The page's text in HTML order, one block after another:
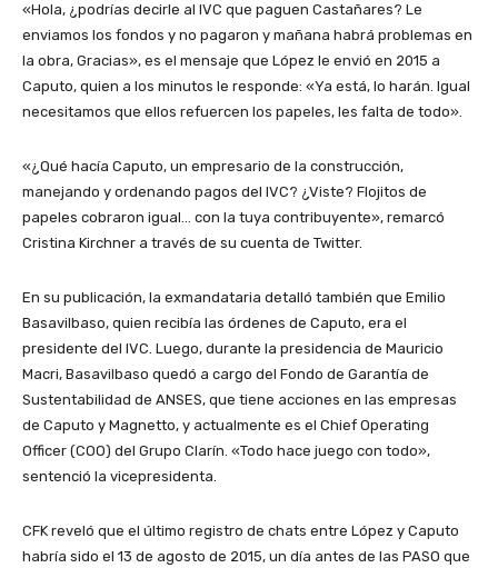
«Hola, ¿podrías decirle al IVC que paguen Castañares? Le
enviamos los fondos y no pagaron y mañana habrá problemas en
la obra, Gracias», es el mensaje que López le envió en 2015 a
Caputo, quien a los minutos le responde: «Ya está, lo harán. Igual
necesitamos que ellos refuercen los papeles, les falta de todo».
«¿Qué hacía Caputo, un empresario de la construcción,
manejando y ordenando pagos del IVC? ¿Viste? Flojitos de
papeles cobraron igual… con la tuya contribuyente», remarcó
Cristina Kirchner a través de su cuenta de Twitter.
En su publicación, la exmandataria detalló también que Emilio
Basavilbaso, quien recibía las órdenes de Caputo, era el
presidente del IVC. Luego, durante la presidencia de Mauricio
Macri, Basavilbaso quedó a cargo del Fondo de Garantía de
Sustentabilidad de ANSES, que tiene acciones en las empresas
de Caputo y Magnetto, y actualmente es el Chief Operating
Officer (COO) del Grupo Clarín. «Todo hace juego con todo»,
sentenció la vicepresidenta.
CFK reveló que el último registro de chats entre López y Caputo
habría sido el 13 de agosto de 2015, un día antes de las PASO que